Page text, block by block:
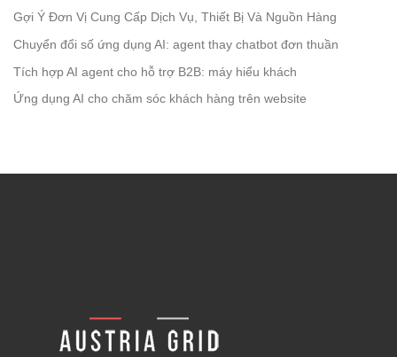
Gợi Ý Đơn Vị Cung Cấp Dịch Vụ, Thiết Bị Và Nguồn Hàng
Chuyển đổi số ứng dụng AI: agent thay chatbot đơn thuần
Tích hợp AI agent cho hỗ trợ B2B: máy hiểu khách
Ứng dụng AI cho chăm sóc khách hàng trên website